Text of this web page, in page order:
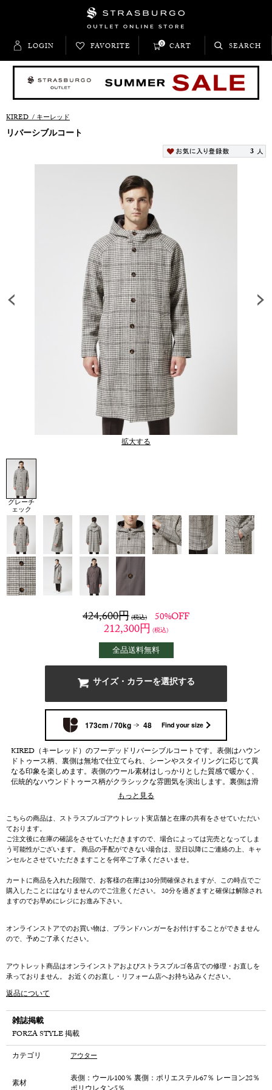
LOGIN FAVORITE CART
0 SEARCH
KIRED/キーレッド
リバーシブルコート
3
拡大する
グレーチ
ェック
424,600円(税込) 50%OFF
212,300円 (税込)
全品送料無料
サイズ・カラーを選択する
173cm / 70kg 48 Find your size
KIRED（キーレッド）のフーデッドリバーシブルコートです。表側はハウン
ドトゥース柄、裏側は無地で仕立てられ、シーンやスタイリングに応じて異
なる印象を楽しめます。表側のウール素材はしっかりとした質感で暖かく、
伝統的なハウンドトゥース柄がクラシックな雰囲気を演出します。裏側は滑
らかな無地素材で、軽やかでシンプルな着こなしに最適です。フーデッドデ
表情を楽しめる、KIREDならではの上質感と機能性が光るリバーシブルコー
トです。
もっと見る
こちらの商品は、ストラスブルゴアウトレット実店舗と在庫の共有をさせていただい
ております。
ご注文後に在庫の確認をさせていただきますので、場合によっては完売となってしま
う可能性がございます。 商品の手配ができない場合は、翌日以降にご連絡の上、キャ
ンセルとさせていただきますことを何卒ご了承くださいませ。
カートに商品を入れた段階で、お客様の在庫は30分間確保されますが、この時点でご
購入したことにはなりませんのでご注意ください。 30分を過ぎますと確保は解除され
ますのでお早めにレジにお進み下さい。
オンラインストアでのお買い物は、ブランドハンガーをお付けすることができません
ので、予めご了承ください。
アウトレット商品はオンラインストアおよびストラスブルゴ各店での修理・お直しを
承っておりません。 お近くのお直し・リフォーム店へお持ち込みください。
返品について
雑誌掲載
FORZA STYLE 掲載
カテゴリ
アウター
素材
表側：ウール100％ 裏側：ポリエステル67％ レーヨン28％